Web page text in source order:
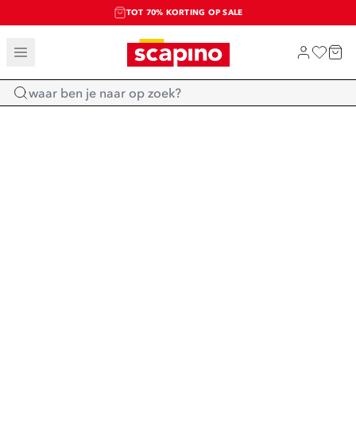
TOT 70% KORTING OP SALE
SALE: LAATSTE KANS!
SHOP NIEUW
Home